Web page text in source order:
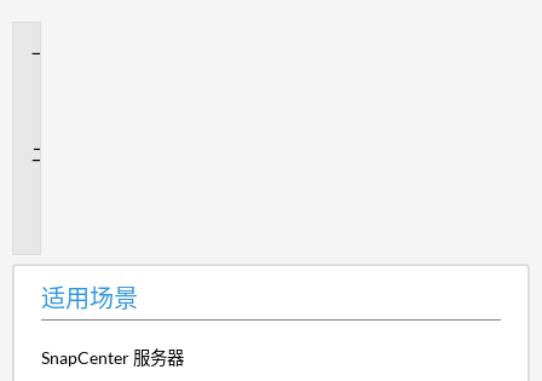
适用场景
SnapCenter 服务器